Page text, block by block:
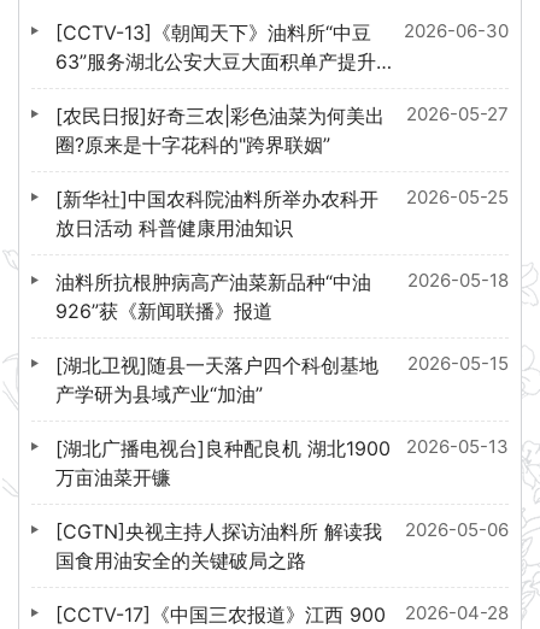
国际合作
研究生教育
2026-06-30
[CCTV-13]《朝闻天下》油料所“中豆
63”服务湖北公安大豆大面积单产提升
整建制推进行动
2026-05-27
[农民日报]好奇三农|彩色油菜为何美出
圈?原来是十字花科的"跨界联姻”
2026-05-25
[新华社]中国农科院油料所举办农科开
放日活动 科普健康用油知识
2026-05-18
油料所抗根肿病高产油菜新品种“中油
926”获《新闻联播》报道
2026-05-15
[湖北卫视]随县一天落户四个科创基地
产学研为县域产业“加油”
2026-05-13
[湖北广播电视台]良种配良机 湖北1900
万亩油菜开镰
2026-05-06
[CGTN]央视主持人探访油料所 解读我
国食用油安全的关键破局之路
2026-04-28
[CCTV-17]《中国三农报道》江西 900